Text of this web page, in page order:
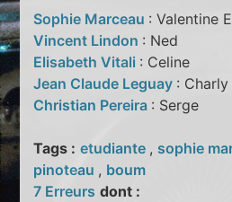
Sophie Marceau : Valentine
Vincent Lindon : Ned
Elisabeth Vitali : Celine
Jean Claude Leguay : Charly
Christian Pereira : Serge
Tags : etudiante , sophie
pinoteau , boum
7 Erreurs dont :